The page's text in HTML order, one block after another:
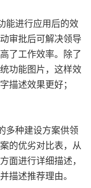
进行应用后的效
审批后可解决领导
了工作效率。除了
功能图片，这样效
描述效果更好；
种建设方案供领
的优劣对比表，从
面进行详细描述，
描述推荐理由。